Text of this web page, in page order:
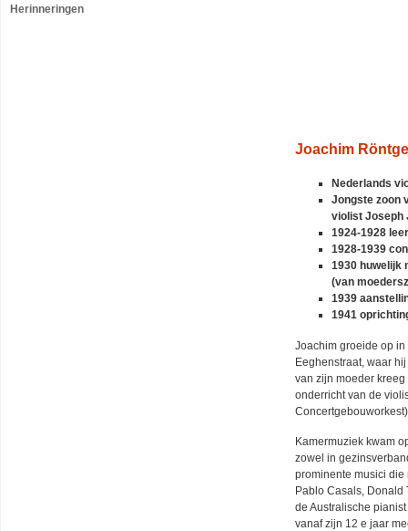
Herinneringen
Joachim
Nederlands
Jongste zoon
violist Joseph
1924-1928
1928-1939
1930 huwelijk
(van
1939
1941
Joachim groeide op
Eeghenstraat, waar
van zijn moeder
onderricht van de
Kamermuziek kwam
zowel in
prominente musici die
Pablo Casals, Donald
de Australische pianist
vanaf zijn 12 e jaar